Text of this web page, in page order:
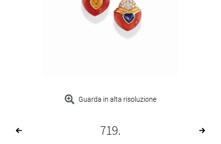
Guarda in alta risoluzione
719